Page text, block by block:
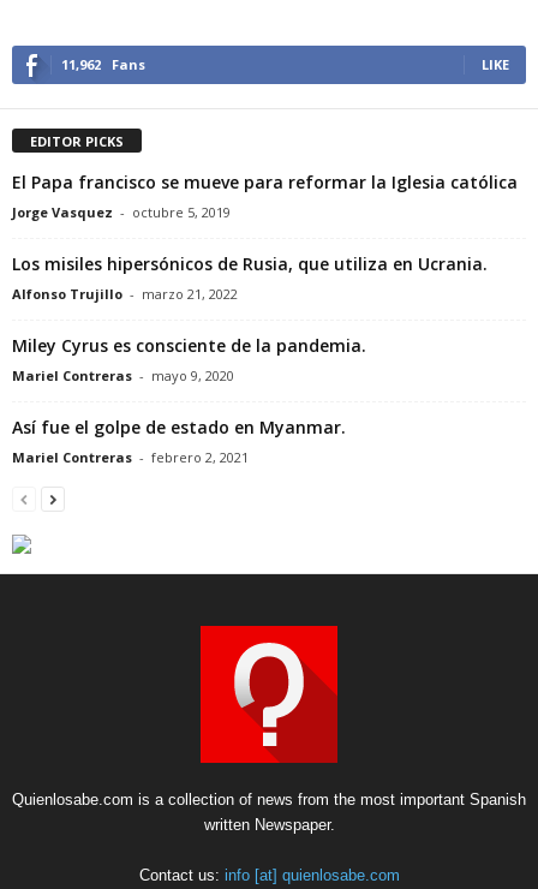
11,962 Fans LIKE
EDITOR PICKS
El Papa francisco se mueve para reformar la Iglesia católica
Jorge Vasquez - octubre 5, 2019
Los misiles hipersónicos de Rusia, que utiliza en Ucrania.
Alfonso Trujillo - marzo 21, 2022
Miley Cyrus es consciente de la pandemia.
Mariel Contreras - mayo 9, 2020
Así fue el golpe de estado en Myanmar.
Mariel Contreras - febrero 2, 2021
Quienlosabe.com is a collection of news from the most important Spanish
written Newspaper.
Contact us: info [at] quienlosabe.com